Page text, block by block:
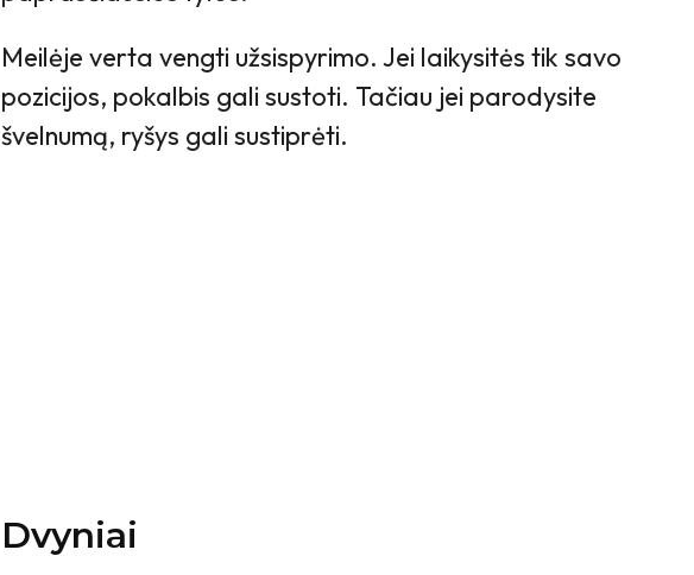
Meilėje verta vengti užsispyrimo. Jei laikysitės tik savo
pozicijos, pokalbis gali sustoti. Tačiau jei parodysite
švelnumą, ryšys gali sustiprėti.
Dvyniai